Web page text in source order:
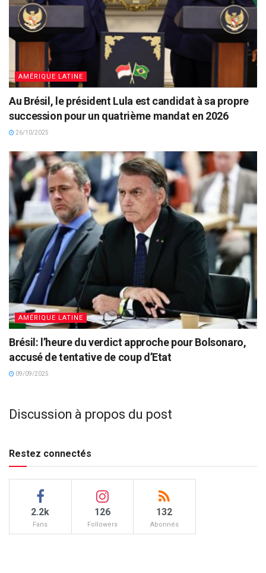
AMÉRIQUE LATINE
Au Brésil, le président Lula est candidat à sa propre
succession pour un quatrième mandat en 2026
26/10/2025
AMÉRIQUE LATINE
Brésil: l’heure du verdict approche pour Bolsonaro,
accusé de tentative de coup d’Etat
09/09/2025
Discussion à propos du post
Restez connectés
2.2k
Fans
126
Followers
132
Abonnés